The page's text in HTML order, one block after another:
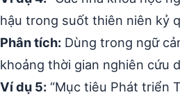
hậu trong suốt thiên niên kỷ
Phân tích: Dùng trong ngữ
khoảng thời gian nghiên cứu
Ví dụ 5: “Mục tiêu Phát triển